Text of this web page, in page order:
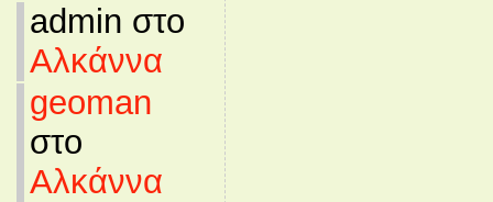
admin στο
Αλκάννα
geoman
στο
Αλκάννα